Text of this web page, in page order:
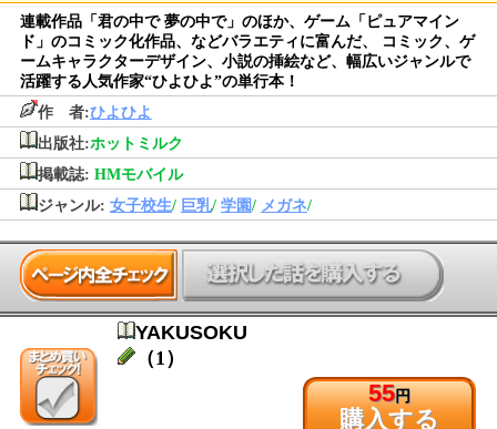
連載作品「君の中で 夢の中で」のほか、ゲーム「ピュアマイン
ド」のコミック化作品、などバラエティに富んだ、 コミック、ゲ
ームキャラクターデザイン、小説の挿絵など、幅広いジャンルで
活躍する人気作家“ひよひよ”の単行本！
作 者:ひよひよ
出版社:ホットミルク
掲載誌: HMモバイル
ジャンル: 女子校生/ 巨乳/ 学園/ メガネ/
YAKUSOKU
（1）
55円
購入する